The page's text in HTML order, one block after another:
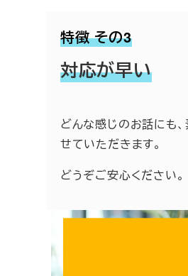
特徴 その3
対応が早い
どんな感じのお話にも
せていただきます。
どうぞご安心ください。